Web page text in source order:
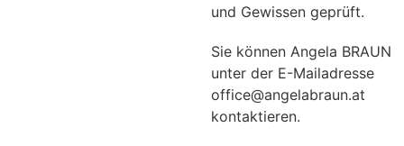
und Gewissen geprüft.
Sie können Angela BRAUN
unter der E-Mailadresse
office@angelabraun.at
kontaktieren.